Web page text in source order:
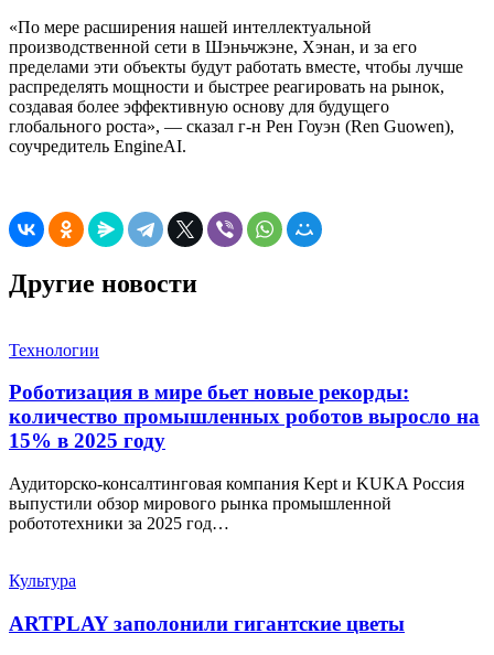
«По мере расширения нашей интеллектуальной
производственной сети в Шэньчжэне, Хэнан, и за его
пределами эти объекты будут работать вместе, чтобы лучше
распределять мощности и быстрее реагировать на рынок,
создавая более эффективную основу для будущего
глобального роста», — сказал г-н Рен Гоуэн (Ren Guowen),
соучредитель EngineAI.
Другие новости
Технологии
Роботизация в мире бьет новые рекорды:
количество промышленных роботов выросло на
15% в 2025 году
Аудиторско-консалтинговая компания Kept и KUKA Россия
выпустили обзор мирового рынка промышленной
робототехники за 2025 год…
Культура
ARTPLAY заполонили гигантские цветы